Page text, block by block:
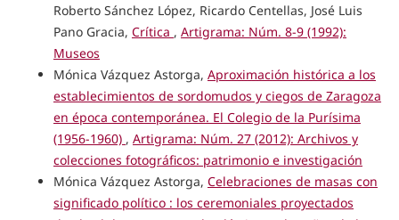
Roberto Sánchez López, Ricardo Centellas, José Luis
Pano Gracia, Crítica , Artigrama: Núm. 8-9 (1992):
Museos
Mónica Vázquez Astorga, Aproximación histórica a los
establecimientos de sordomudos y ciegos de Zaragoza
en época contemporánea. El Colegio de la Purísima
(1956-1960) , Artigrama: Núm. 27 (2012): Archivos y
colecciones fotográficos: patrimonio e investigación
Mónica Vázquez Astorga, Celebraciones de masas con
significado político : los ceremoniales proyectados